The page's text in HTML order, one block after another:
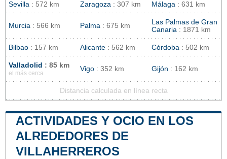
Sevilla : 572 km Zaragoza : 307 km Málaga : 631 km
Murcia : 566 km Palma : 675 km
Las Palmas de Gran
Canaria : 1871 km
Bilbao : 157 km Alicante : 562 km Córdoba : 502 km
Valladolid : 85 km
el más cerca
Vigo : 352 km Gijón : 162 km
Distancia calculada en línea recta
ACTIVIDADES Y OCIO EN LOS
ALREDEDORES DE
VILLAHERREROS